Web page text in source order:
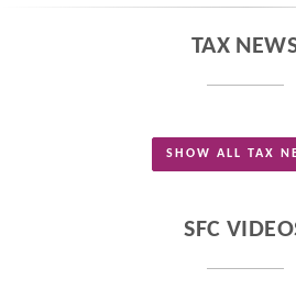
TAX
SHOW ALL TAX
SFC